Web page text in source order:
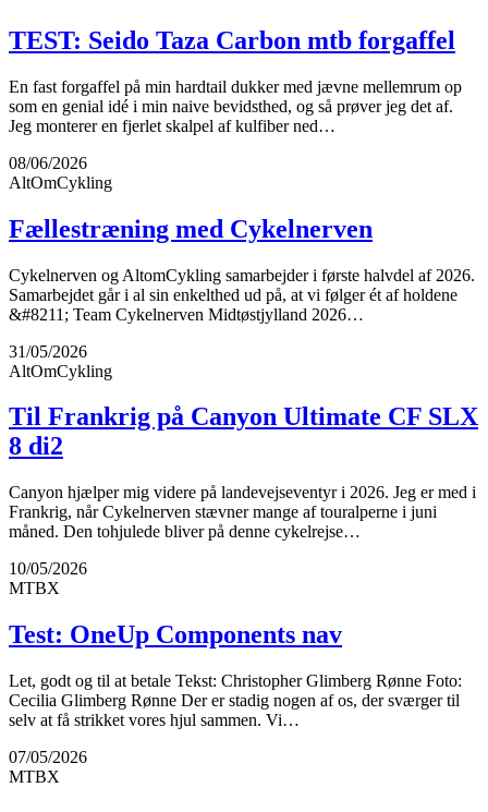
TEST: Seido Taza Carbon mtb forgaffel
En fast forgaffel på min hardtail dukker med jævne mellemrum op
som en genial idé i min naive bevidsthed, og så prøver jeg det af.
Jeg monterer en fjerlet skalpel af kulfiber ned…
08/06/2026
AltOmCykling
Fællestræning med Cykelnerven
Cykelnerven og AltomCykling samarbejder i første halvdel af 2026.
Samarbejdet går i al sin enkelthed ud på, at vi følger ét af holdene
&#8211; Team Cykelnerven Midtøstjylland 2026…
31/05/2026
AltOmCykling
Til Frankrig på Canyon Ultimate CF SLX
8 di2
Canyon hjælper mig videre på landevejseventyr i 2026. Jeg er med i
Frankrig, når Cykelnerven stævner mange af touralperne i juni
måned. Den tohjulede bliver på denne cykelrejse…
10/05/2026
MTBX
Test: OneUp Components nav
Let, godt og til at betale Tekst: Christopher Glimberg Rønne Foto:
Cecilia Glimberg Rønne Der er stadig nogen af os, der sværger til
selv at få strikket vores hjul sammen. Vi…
07/05/2026
MTBX